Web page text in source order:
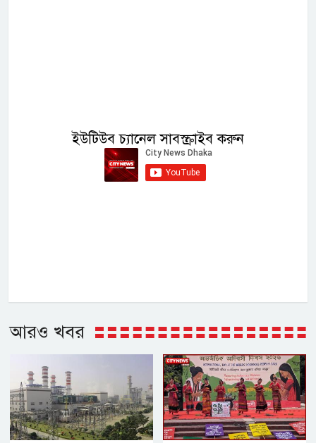
ইউটিউব চ্যানেল সাবস্ক্রাইব করুন
আরও খবর